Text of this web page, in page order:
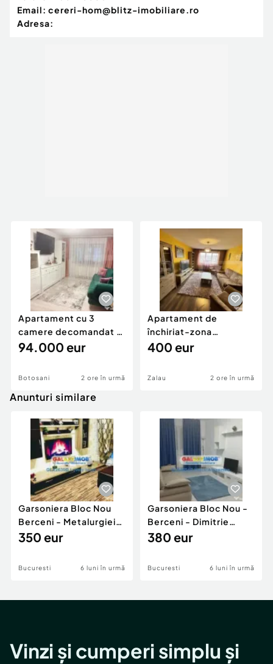
Email: cereri-hom@blitz-imobiliare.ro
Adresa:
Apartament cu 3
camere decomandat -
renovat - Bucovina -
94.000 eur
Botosani 2 ore în urmă
Apartament de
închiriat-zona
ultracentrală
400 eur
Zalau 2 ore în urmă
Anunturi similare
Garsoniera Bloc Nou
Berceni - Metalurgiei
Park - Postalionul
350 eur
Bucuresti 6 luni în urmă
Garsoniera Bloc Nou -
Berceni - Dimitrie
Leonida
380 eur
Bucuresti 6 luni în urmă
Vinzi și cumperi simplu și